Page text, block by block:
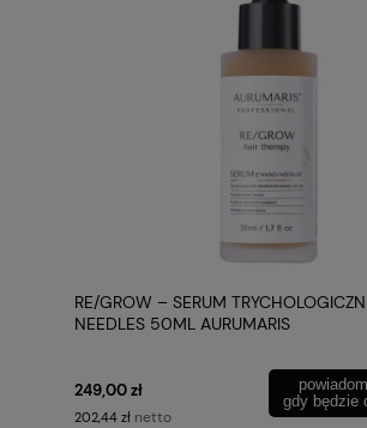
RE/GROW – SERUM
NEEDLES 50ML AURUMARIS
249,00 zł
202,44 zł netto
gdy będzie